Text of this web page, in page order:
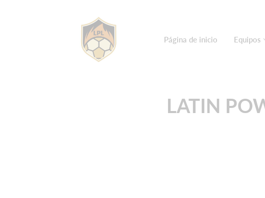
Página de inicio Equipos
LATIN